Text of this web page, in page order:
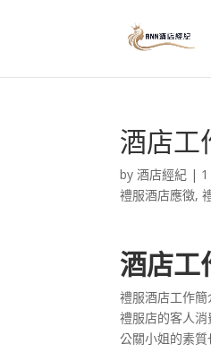
酒店工
by酒店經紀 |
禮服酒店應徵,
酒店工
禮服酒店工作簡
禮服店的客人
公關小姐的素